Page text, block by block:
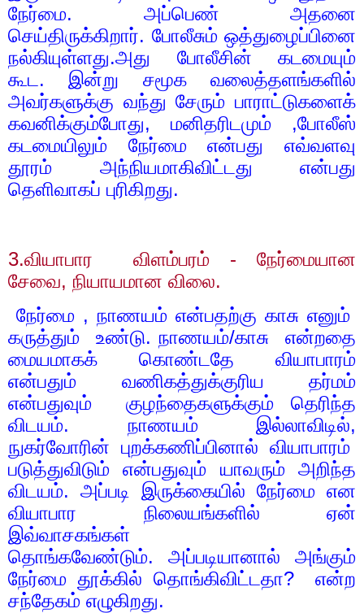
நேர்மை. அப்பெண் அதனை
செய்திருக்கிறார். போலீசும் ஒத்துழைப்பினை
நல்கியுள்ளது.அது போலீசின் கடமையும்
கூட. இன்று சமூக வலைத்தளங்களில்
அவர்களுக்கு வந்து சேரும் பாராட்டுகளைக்
கவனிக்கும்போது, மனிதரிடமும் ,போலீஸ்
கடமையிலும் நேர்மை என்பது எவ்வளவு
தூரம் அந்நியமாகிவிட்டது என்பது
தெளிவாகப் புரிகிறது.
3.வியாபார
விளம்பரம் - நேர்மையான
சேவை, நியாயமான விலை.
நேர்மை , நாணயம் என்பதற்கு காசு எனும்
கருத்தும்
உண்டு. நாணயம்/காசு
என்றதை
மையமாகக் கொண்டதே வியாபாரம்
என்பதும் வணிகத்துக்குரிய தர்மம்
என்பதுவும்
குழந்தைகளுக்கும் தெரிந்த
விடயம். நாணயம் இல்லாவிடில்,
நுகர்வோரின் புறக்கணிப்பினால் வியாபாரம்
படுத்துவிடும் என்பதுவும் யாவரும் அறிந்த
விடயம். அப்படி இருக்கையில் நேர்மை என
வியாபார நிலையங்களில் ஏன்
இவ்வாசகங்கள்
தொங்கவேண்டும்.
அப்படியானால் அங்கும்
நேர்மை தூக்கில் தொங்கிவிட்டதா?
என்ற
சந்தேகம் எழுகிறது.